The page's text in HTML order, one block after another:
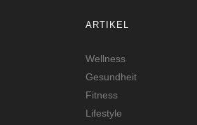
ARTIKEL
Wellness
Gesundheit
Fitness
Lifestyle